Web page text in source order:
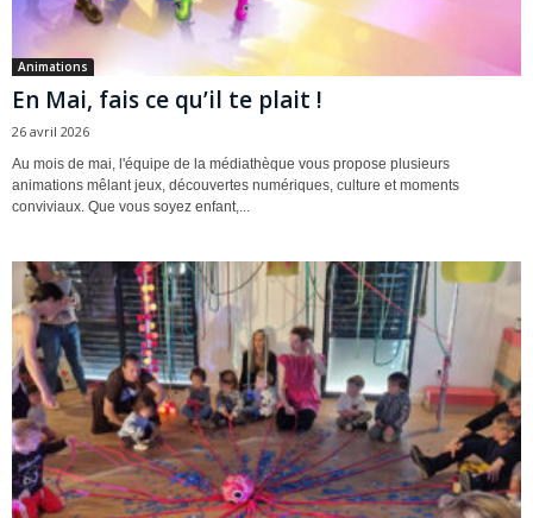
Animations
En Mai, fais ce qu’il te plait !
26 avril 2026
Au mois de mai, l'équipe de la médiathèque vous propose plusieurs
animations mêlant jeux, découvertes numériques, culture et moments
conviviaux. Que vous soyez enfant,...